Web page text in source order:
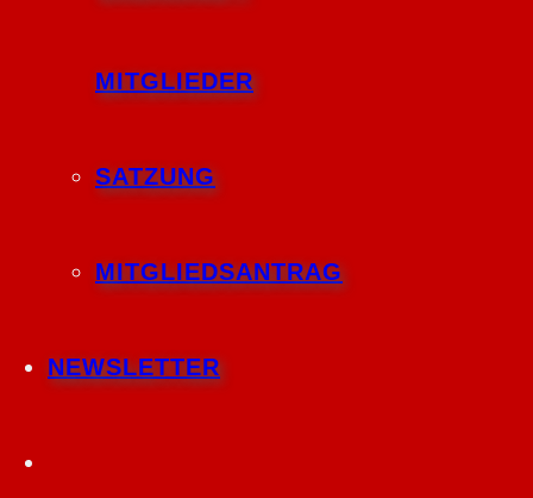
MITGLIEDER
SATZUNG
MITGLIEDSANTRAG
NEWSLETTER